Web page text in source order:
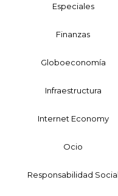
Especiales
Finanzas
Globoeconomía
Infraestructura
Internet Economy
Ocio
Responsabilidad Social